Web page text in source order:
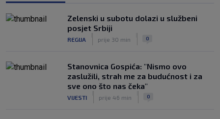
SK prije 3 h
FOTO / Federer ljetuje u Hrvatskoj:
‘Večera dostojna prvaka’
Zelenski u subotu dolazi u službeni
posjet Srbiji
REGIJA prije 30 min 0
Stanovnica Gospića: "Nismo ovo
zaslužili, strah me za budućnost i za
sve ono što nas čeka"
VIJESTI prije 46 min 0